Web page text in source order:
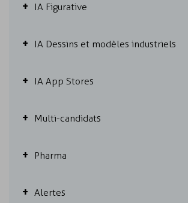
IA Figurative
IA Dessins et modèles industriels
IA App Stores
Multi-candidats
Pharma
Alertes